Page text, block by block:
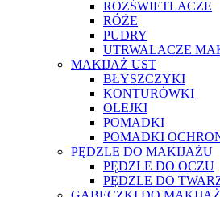
ROZŚWIETLACZE
RÓŻE
PUDRY
UTRWALACZE
MAKIJAŻ UST
BŁYSZCZYKI
KONTURÓWKI
OLEJKI
POMADKI
POMADKI
PĘDZLE DO MAKIJAŻU
PĘDZLE DO OCZU
PĘDZLE DO